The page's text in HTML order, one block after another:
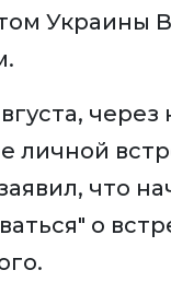
Украины
через
личной
что
о